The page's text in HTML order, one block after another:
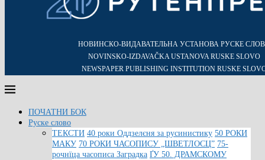
НОВИНСКО-ВИДАВАТЕЛЬНА УСТАНОВА РУСКЕ
NOVINSKO-IZDAVAČKA USTANOVA RUSKE SLOVO
NEWSPAPER PUBLISHING INSTITUTION RUSKE
ПОЧАТНИ БОК
Руске слово
ТЕКСТИ 40 роки Оддзелєня за русинистику 50 РОКИ
МАКУ 70 РОКИ ЧАСОПИСУ „ШВЕТЛОСЦ” 75-
рочнїца часописа Заградка ҐУ 50. ДРАМСКОМУ